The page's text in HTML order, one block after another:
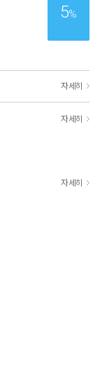
5%
자세히
자세히
자세히